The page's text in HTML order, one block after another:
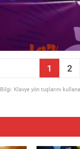
1 2
Bilgi: Klavye yön tuşlarını